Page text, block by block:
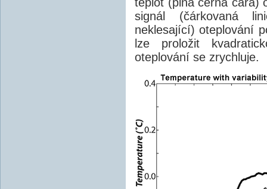
signál (čárkovaná
neklesající) oteplování
lze proložit
oteplování se zrychluje.